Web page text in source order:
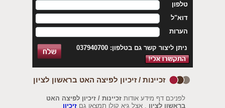
ניתן ליצור קשר גם בטלפון: 037940700
טלפון
דוא"ל
הערות
זכיינות / זיכיון לפיצה האט בראשון לציון
לפניכם דף מידע אודות זכיינות / זיכיון לפיצה האט
בראשון לציון . אצל גיא קולן תמצאו גם זיכיון